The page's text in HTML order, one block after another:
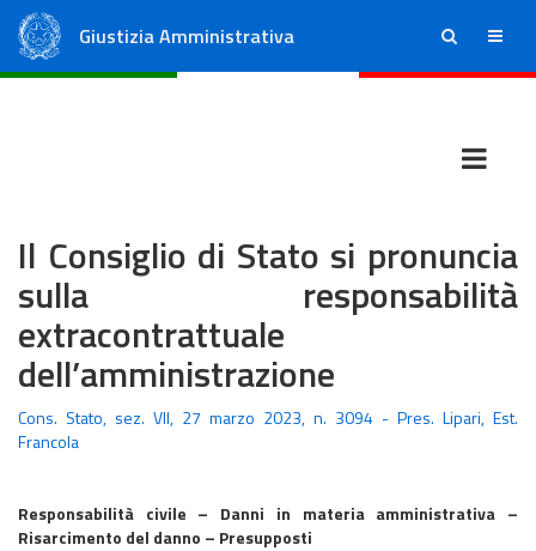
Giustizia Amministrativa ricerca menu
Il Consiglio di Stato si pronuncia
sulla responsabilità
extracontrattuale
dell’amministrazione
Cons. Stato, sez. VII, 27 marzo 2023, n. 3094 - Pres. Lipari, Est.
Francola
Responsabilità civile – Danni in materia amministrativa –
Risarcimento del danno – Presupposti